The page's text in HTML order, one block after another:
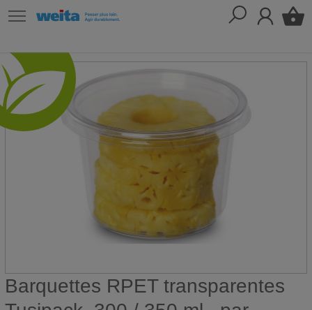
Barquettes RPET transparentes